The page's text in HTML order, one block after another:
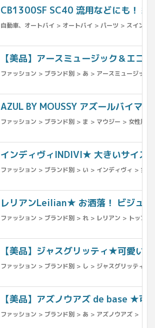
CB1300SF SC40 流用などにも！
自動車、オートバイ > オートバイ > パーツ > スイング
【美品】アースミュージック＆エ
ファッション > ブランド別 > あ > アースミュージック
AZUL BY MOUSSY アズールバイマ
ファッション > ブランド別 > ま > マウジー > 女性用 >
インディヴィINDIVI★ 大きいサイズ
ファッション > ブランド別 > い > インディヴィ > 女
レリアンLeilian★ お洒落！ ビジュ
ファッション > ブランド別 > れ > レリアン > トップス
【美品】ジャスグリッティ★可愛い
ファッション > ブランド別 > し > ジャスグリッティー
【美品】アズノウアズ de base ★可
ファッション > ブランド別 > あ > アズノウアズ > トッ